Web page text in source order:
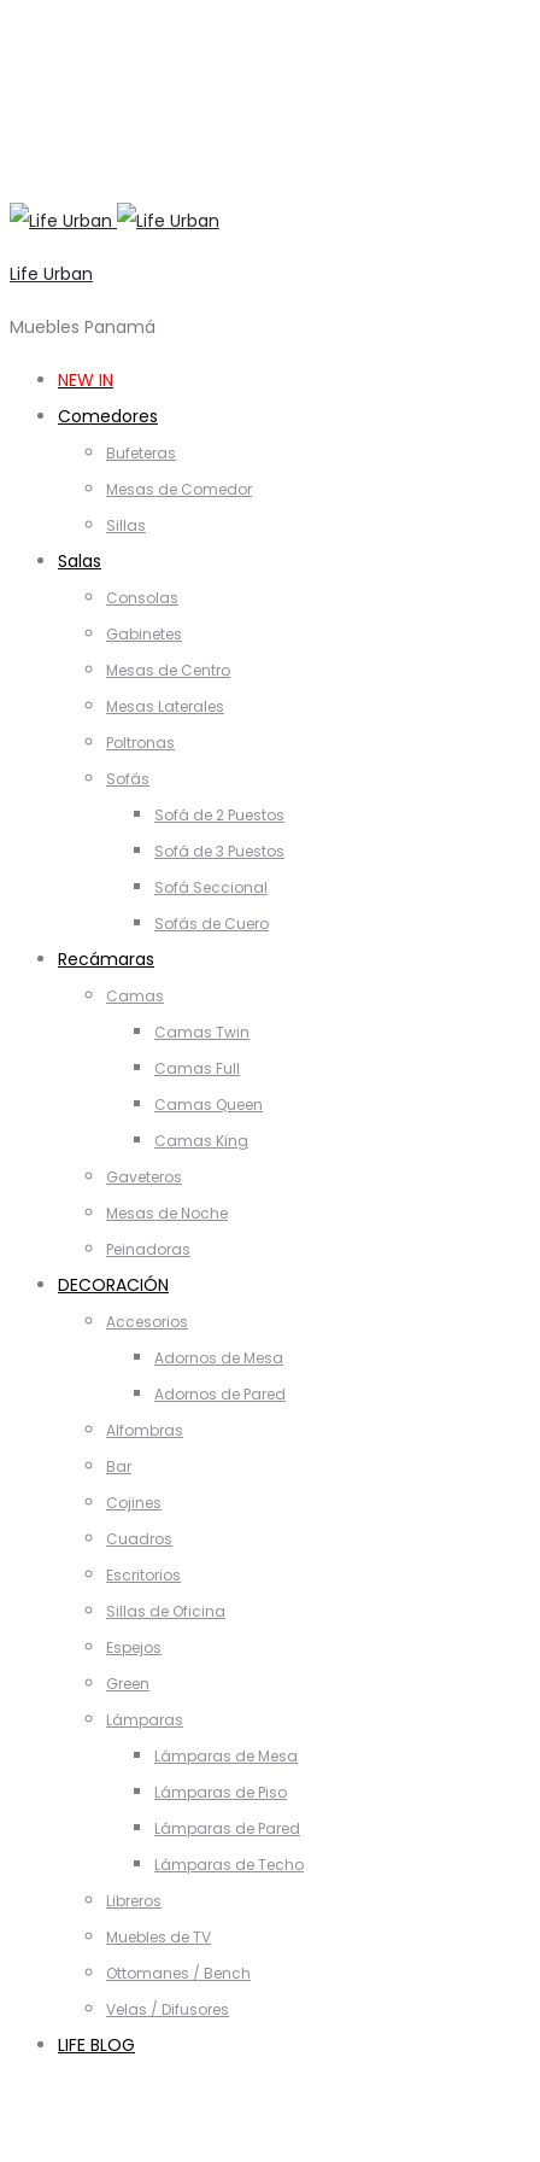
Life Urban
Muebles Panamá
NEW IN
Comedores
Bufeteras
Mesas de Comedor
Sillas
Salas
Consolas
Gabinetes
Mesas de Centro
Mesas Laterales
Poltronas
Sofás
Sofá de 2 Puestos
Sofá de 3 Puestos
Sofá Seccional
Sofás de Cuero
Recámaras
Camas
Camas Twin
Camas Full
Camas Queen
Camas King
Gaveteros
Mesas de Noche
Peinadoras
DECORACIÓN
Accesorios
Adornos de Mesa
Adornos de Pared
Alfombras
Bar
Cojines
Cuadros
Escritorios
Sillas de Oficina
Espejos
Green
Lámparas
Lámparas de Mesa
Lámparas de Piso
Lámparas de Pared
Lámparas de Techo
Libreros
Muebles de TV
Ottomanes / Bench
Velas / Difusores
LIFE BLOG